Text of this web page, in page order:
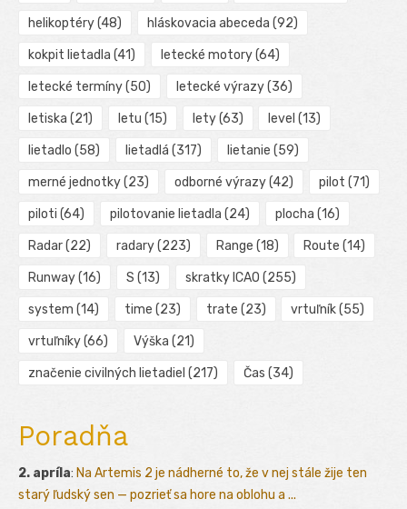
helikoptéry(48) hláskovacia abeceda (92)
kokpit lietadla (41) letecké motory(64)
letecké termíny(50) letecké výrazy(36)
letiska (21) letu (15) lety(63) level (13)
lietadlo (58) lietadlá (317) lietanie (59)
merné jednotky(23) odborné výrazy(42) pilot (71)
piloti (64) pilotovanie lietadla (24) plocha (16)
Radar(22) radary(223) Range (18) Route (14)
Runway(16) S (13) skratky ICAO (255)
system (14) time (23) trate (23) vrtuľník(55)
vrtuľníky(66) Výška (21)
značenie civilných lietadiel (217) Čas (34)
Poradňa
2. apríla: Na Artemis 2 je nádherné to, že v nej stále žije ten
starý ľudský sen — pozrieť sa hore na oblohu a ...